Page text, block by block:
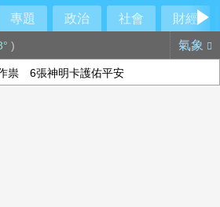
專題 政治 社會
財經
) 氣象
裁案 川普可課俄商品最高500%關稅